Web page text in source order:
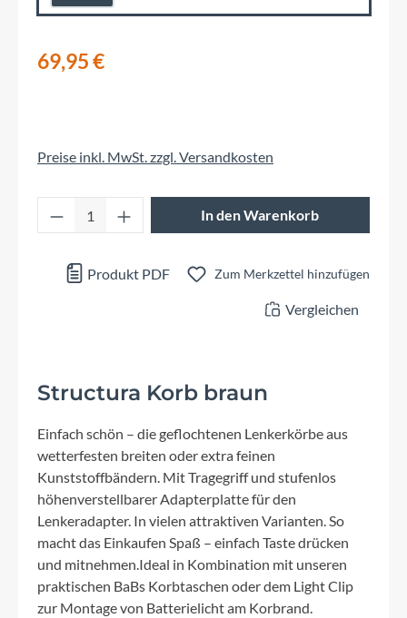
69,95 €
Preise inkl. MwSt. zzgl. Versandkosten
Produkt Anzahl: Gib den gewünschten
In den Warenkorb
Produkt PDF Zum Merkzettel hinzufügen
Vergleichen
Structura Korb braun
Einfach schön – die geflochtenen Lenkerkörbe aus
wetterfesten breiten oder extra feinen
Kunststoffbändern. Mit Tragegriff und stufenlos
höhenverstellbarer Adapterplatte für den
Lenkeradapter. In vielen attraktiven Varianten. So
macht das Einkaufen Spaß – einfach Taste drücken
und mitnehmen.Ideal in Kombination mit unseren
praktischen BaBs Korbtaschen oder dem Light Clip
zur Montage von Batterielicht am Korbrand.